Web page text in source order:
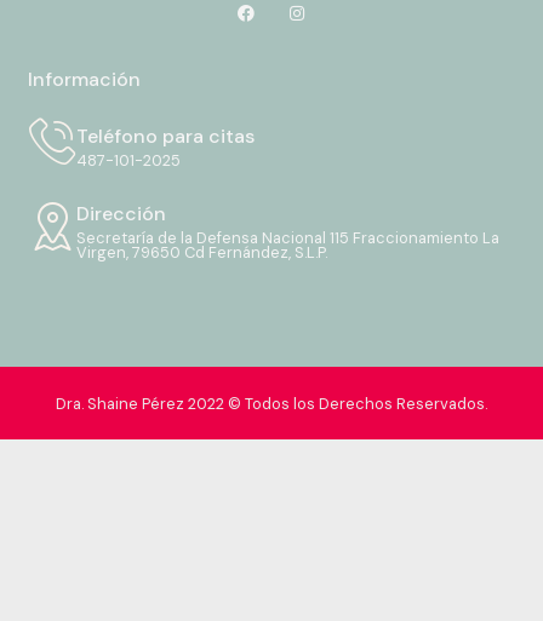
Información
Teléfono para citas
487-101-2025
Dirección
Secretaría de la Defensa Nacional 115 Fraccionamiento La
Virgen, 79650 Cd Fernández, S.L.P.
Dra. Shaine Pérez 2022 © Todos los Derechos Reservados.